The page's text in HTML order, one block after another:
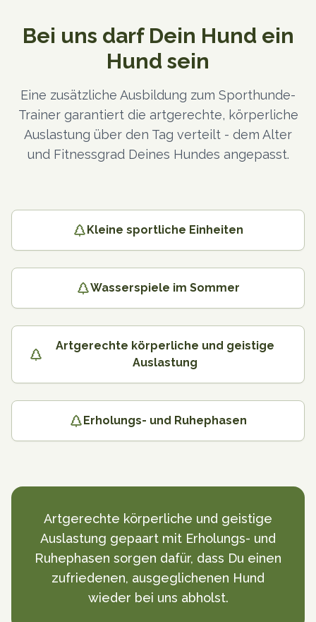
Bei uns darf Dein Hund ein
Hund sein
Eine zusätzliche Ausbildung zum Sporthunde-
Trainer garantiert die artgerechte, körperliche
Auslastung über den Tag verteilt - dem Alter
und Fitnessgrad Deines Hundes angepasst.
Kleine sportliche Einheiten
Wasserspiele im Sommer
Artgerechte körperliche und geistige
Auslastung
Erholungs- und Ruhephasen
Artgerechte körperliche und geistige
Auslastung gepaart mit Erholungs- und
Ruhephasen sorgen dafür, dass Du einen
zufriedenen, ausgeglichenen Hund
wieder bei uns abholst.